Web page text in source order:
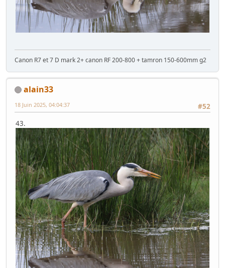
Canon R7 et 7 D mark 2+ canon RF 200-800 + tamron 150-600mm g2
alain33
#52
18 Juin 2025, 04:04:37
43.